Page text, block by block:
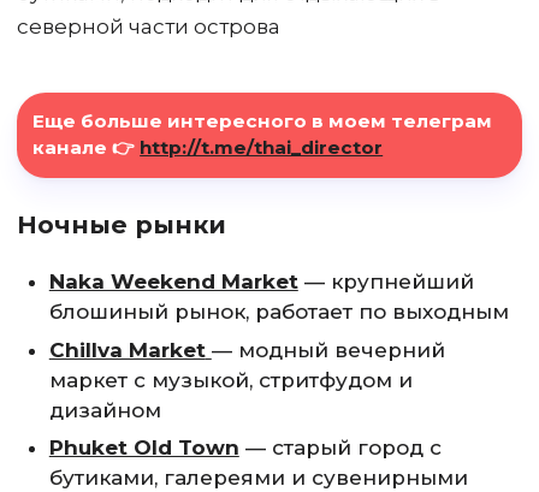
северной части острова
Еще больше интересного в моем телеграм
канале 👉 http://t.me/thai_director
Ночные рынки
Naka Weekend Market— крупнейший
блошиный рынок, работает по выходным
Chillva Market — модный вечерний
маркет с музыкой, стритфудом и
дизайном
Phuket Old Town — старый город с
бутиками, галереями и сувенирными